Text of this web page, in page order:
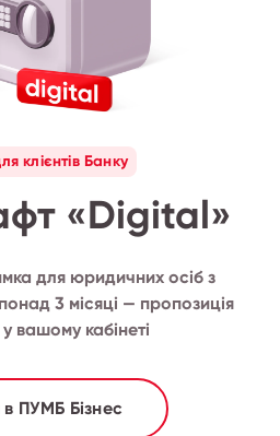
клієнтів Банку
«Digital»
для юридичних осіб з
3 місяці — пропозиція
вашому кабінеті
в ПУМБ Бізнес